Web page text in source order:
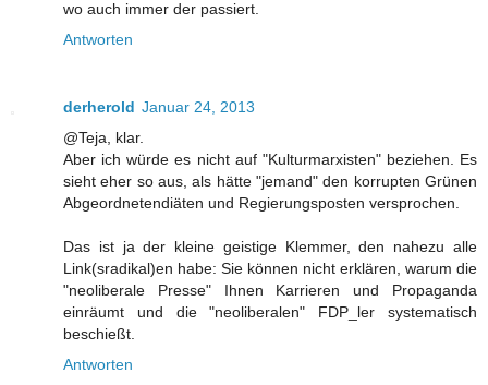
wo auch immer der passiert.
Antworten
derherold Januar 24, 2013
@Teja, klar.
Aber ich würde es nicht auf "Kulturmarxisten" beziehen. Es
sieht eher so aus, als hätte "jemand" den korrupten Grünen
Abgeordnetendiäten und Regierungsposten versprochen.
Das ist ja der kleine geistige Klemmer, den nahezu alle
Link(sradikal)en habe: Sie können nicht erklären, warum die
"neoliberale Presse" Ihnen Karrieren und Propaganda
einräumt und die "neoliberalen" FDP_ler systematisch
beschießt.
Antworten